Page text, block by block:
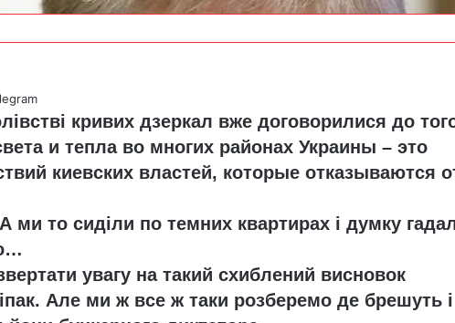
кривих дзеркал вже договорилися до
и тепла во многих районах Украины – это
киевских властей, которые отказываются
ми то сиділи по темних квартирах і думку
увагу на такий схиблений висновок
Але ми ж все ж таки розберемо де брешуть і